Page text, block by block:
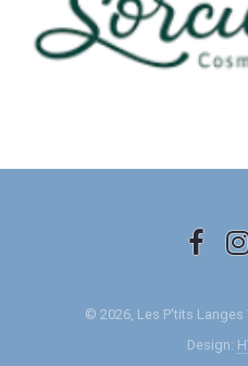
© 2026, Les P'tits Langes
Design: